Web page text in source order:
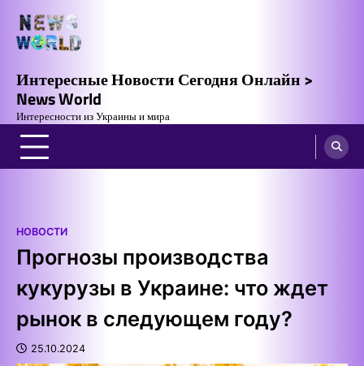
content
Интересные Новости Сегодня Онлайн >
News World
Интересности из Украины и мира
НОВОСТИ
Прогнозы производства
кукурузы в Украине: что ждет
рынок в следующем году?
25.10.2024